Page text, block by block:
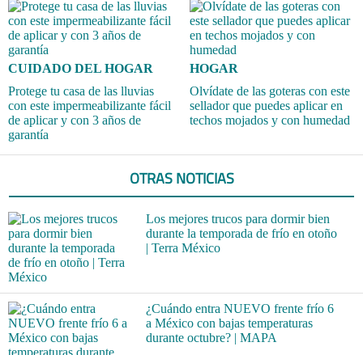
CUIDADO DEL HOGAR
Protege tu casa de las lluvias
con este impermeabilizante fácil
de aplicar y con 3 años de
garantía
HOGAR
Olvídate de las goteras con este
sellador que puedes aplicar en
techos mojados y con humedad
OTRAS NOTICIAS
Los mejores trucos para dormir bien
durante la temporada de frío en otoño
| Terra México
¿Cuándo entra NUEVO frente frío 6
a México con bajas temperaturas
durante octubre? | MAPA